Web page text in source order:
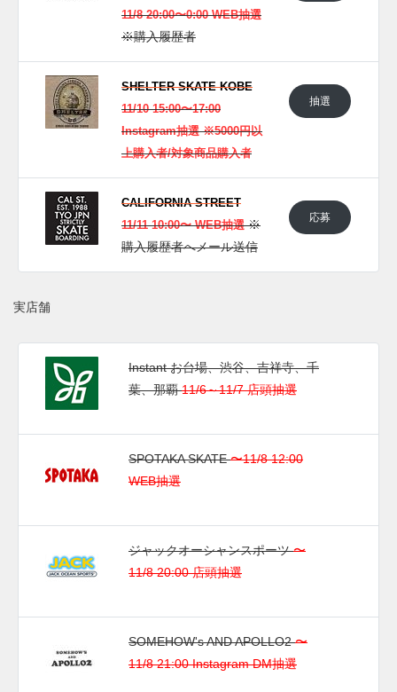
11/8 20:00〜0:00 WEB抽選
※購入履歴者
SHELTER SKATE KOBE
11/10 15:00〜17:00
Instagram抽選 ※5000円以
上購入者/対象商品購入者
抽選
CALIFORNIA STREET
11/11 10:00〜 WEB抽選※
購入履歴者へメール送信
応募
実店舗
Instant お台場、渋谷、吉祥寺、千
葉、那覇11/6～11/7 店頭抽選
SPOTAKA SKATE〜11/8 12:00
WEB抽選
ジャックオーシャンスポーツ〜
11/8 20:00 店頭抽選
SOMEHOW's AND APOLLO2〜
11/8 21:00 Instagram DM抽選